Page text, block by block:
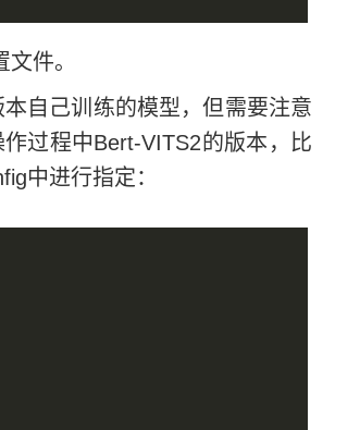
件。
自己训练的模型，但需要注意
过程中Bert-VITS2的版本，比
中进行指定：